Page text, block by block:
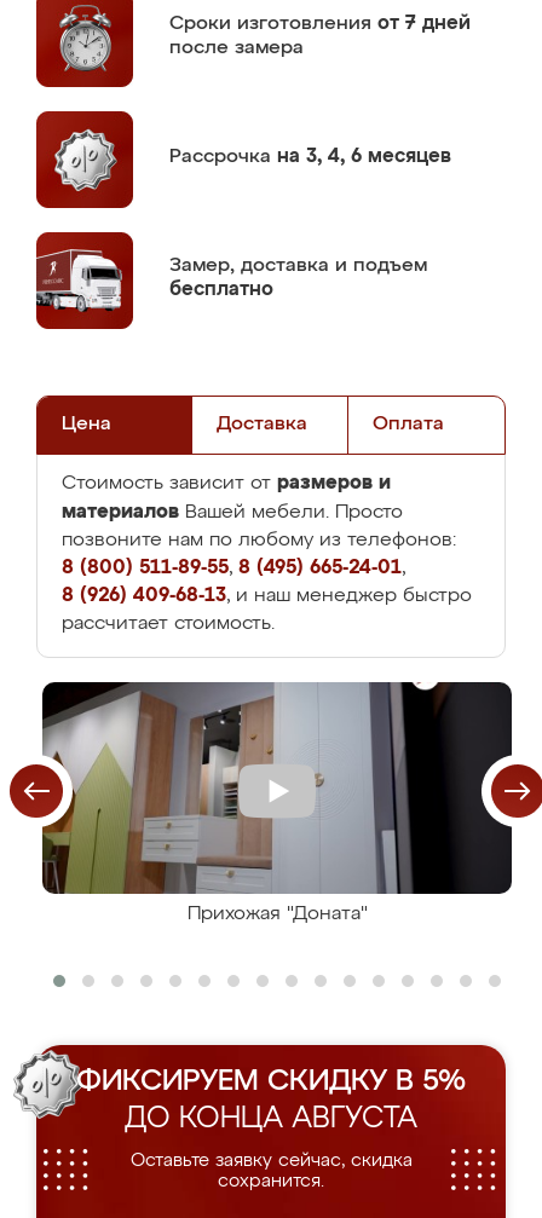
Сроки изготовления от 7 дней
после замера
Рассрочка на 3, 4, 6 месяцев
Замер, доставка и подъем
бесплатно
Цена Доставка Оплата
Стоимость зависит от размеров и
материалов Вашей мебели. Просто
позвоните нам по любому из телефонов:
8 (800) 511-89-55, 8 (495) 665-24-01,
8 (926) 409-68-13, и наш менеджер быстро
рассчитает стоимость.
Прихожая "Доната"
ФИКСИРУЕМ СКИДКУ В 5%
ДО КОНЦА АВГУСТА
Оставьте заявку сейчас, скидка
сохранится.